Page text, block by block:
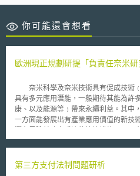
你可能還會想看
歐洲現正規劃研提「負責任奈米
奈米科學及奈米技術具有促成技術
具有多元應用潛能，一般期待其能為許
康、以及能源等﹚帶來永續利益。其中
一方面能發展出有產業應用價值的新技
研發環境，並為安全且負責任之應用及
規範﹙voluntary code of conduct﹚。 本執行規範將採用由歐盟執委會
第三方支付法制問題研析